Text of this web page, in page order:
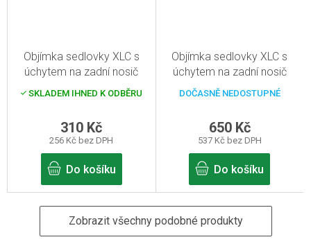
Objímka sedlovky XLC s
úchytem na zadní nosič
31,8 mm
SKLADEM IHNED K ODBĚRU
256 Kč bez DPH
310 Kč
Do košíku
Objímka sedlovky XLC s
úchytem na zadní nosič
32,6 mm
DOČASNĚ NEDOSTUPNÉ
537 Kč bez DPH
650 Kč
Do košíku
Zobrazit všechny podobné produkty